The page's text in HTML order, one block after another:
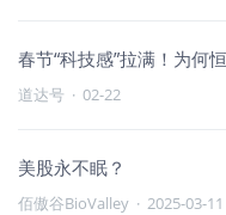
春节“科技感”拉满！为何
道达号 · 02-22
美股永不眠？
佰傲谷BioValley · 2025-03-11